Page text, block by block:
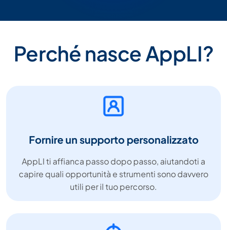
Perché nasce AppLI?
Fornire un supporto personalizzato
AppLI ti affianca passo dopo passo, aiutandoti a
capire quali opportunità e strumenti sono davvero
utili per il tuo percorso.